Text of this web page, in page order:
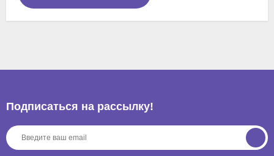
Подписаться на рассылкy!